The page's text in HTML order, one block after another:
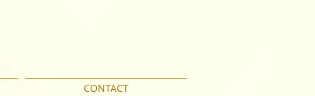
CONTACT